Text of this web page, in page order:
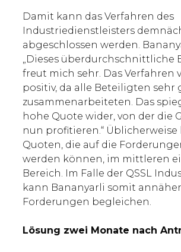
Damit kann das Verfahren des
Industriedienstleisters
abgeschlossen werden.
„Dieses überdurchschnittliche
freut mich sehr. Das Verfahren
positiv, da alle Beteiligten sehr
zusammenarbeiteten. Das
hohe Quote wider, von der die
nun profitieren.“ Üblicherweise
Quoten, die auf die
werden können, im mittleren
Bereich. Im Falle der QSSL
kann Bananyarli somit
Forderungen begleichen.
Lösung zwei Monate nach